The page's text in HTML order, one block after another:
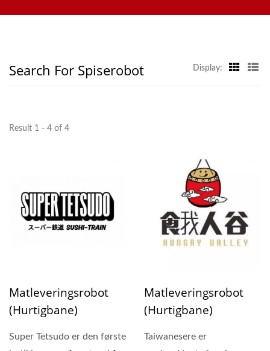
| Hong Chiang
Search For Spiserobot Display:
Result 1 - 4 of 4
Matleveringsrobot
(Hurtigbane)
Super Tetsudo er den første
Matleveringsrobot
(Hurtigbane)
Taiwanesere er